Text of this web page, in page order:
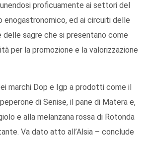
unendosi proficuamente ai settori del
ed ai circuiti delle
sagre che si presentano come
per la promozione e la valorizzazione
marchi Dop e Igp a prodotti come il
di Senise, il pane di Matera e,
e alla melanzana rossa di Rotonda
Va dato atto all’Alsia – conclude